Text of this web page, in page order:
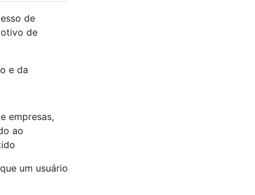
de
de
e da
empresas,
ao
um usuário